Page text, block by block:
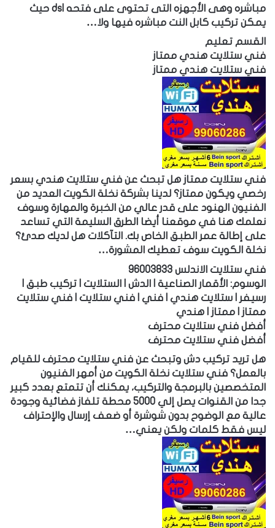
مباشره وهى الأجهزه التى تحتوى على فتحه dsl حيث
يمكن تركيب كابل النت مباشره فيها ولا…
القسم تعليم
فني ستلايت هندي ممتاز
فني ستلايت هندي ممتاز
فني ستلايت ممتاز هل تبحث عن فني ستلايت هندي بسعر
رخصي ويكون ممتاز؟ لدينا بشركة نخلة الكويت العديد من
الفنيون الهنود على قدر عالي من الخبرة والمهارة وسوف
نعلمك هنا في موقعنا أيضا الطرق السليمة التي تساعد
على إطالة عمر الطبق الخاص بك. التآكلات هل لديك صدئ؟
نخلة الكويت سوف تعطيك المشورة…
فني ستلايت الاندلس 96003833
الوسوم: الأقمار الصناعية | الدش | الستلايت | تركيب طبق |
رسيفر | ستلايت هندي | فني | فني ستلايت | فني ستلايت
ممتاز | ممتاز | هندي
أفضل فني ستلايت محترف
أفضل فني ستلايت محترف
هل تريد تركيب دش وتبحث عن فني ستلايت محترف للقيام
بالعمل؟ فني ستلايت نخلة الكويت من أمهر الفنيون
المتخصصين بالبرمجة والتركيب، يمكنك أن تتمتع بعدد كبير
جدا من القنوات يصل إلي 5000 محطة تلفاز فضائية وجودة
عالية مع الوضوح بدون شوشرة أو ضعف إرسال والإحتراف
ليس فقط كلمات ولكن يعني…